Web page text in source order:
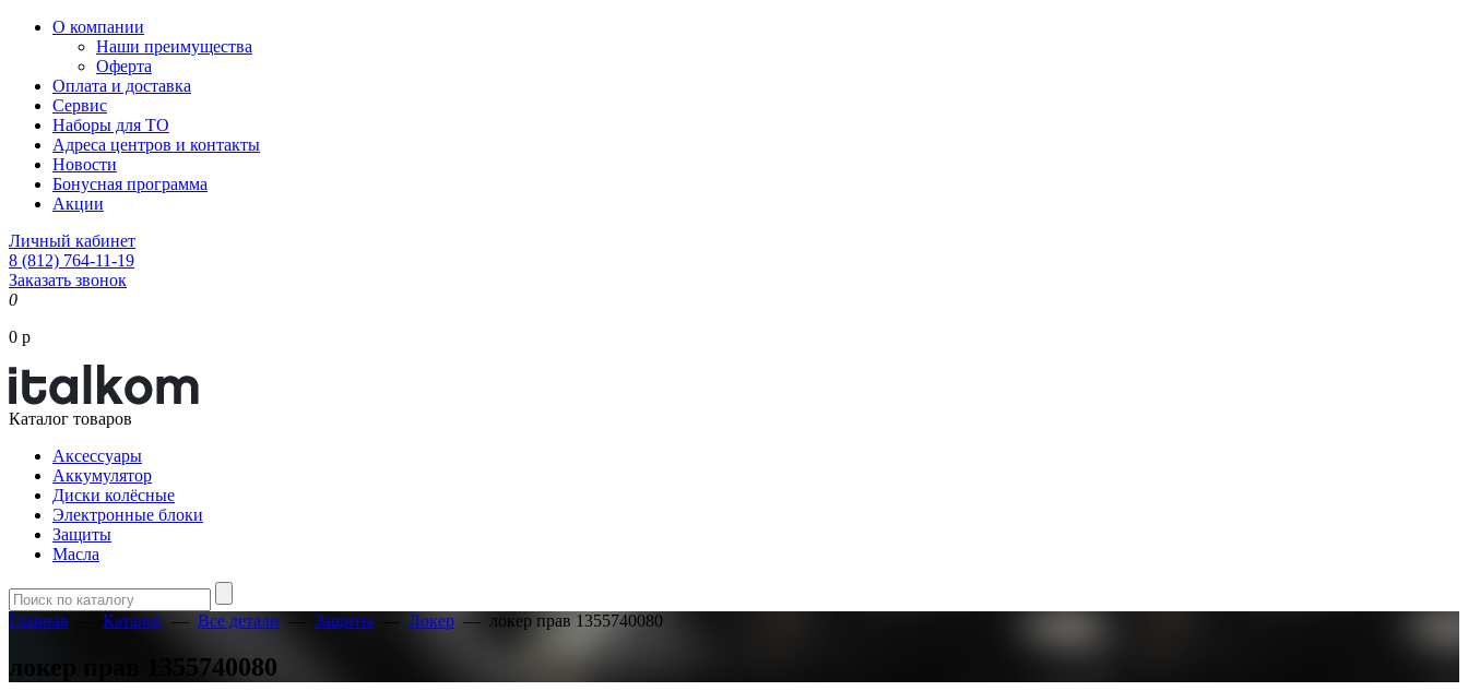
О компании
Наши преимущества
Оферта
Оплата и доставка
Сервис
Наборы для ТО
Адреса центров и контакты
Новости
Бонусная программа
Акции
Личный кабинет
8 (812) 764-11-19
Заказать звонок
0
0 р
Каталог товаров
Аксессуары
Аккумулятор
Диски колёсные
Электронные блоки
Защиты
Масла
Главная Каталог — Все детали — Защиты — Локер — локер прав 1355740080
локер прав 1355740080